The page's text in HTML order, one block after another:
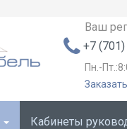
Ваш
+7 (701)
Пн.-
Кабинеты